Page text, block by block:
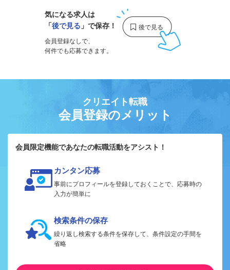
気になる求人は
「後で見る 」で保存！
会員登録なしで、
何件でも応募できます。
クリエイト転職
会員登録のメリット
会員限定機能であなたの転職活動をアシスト！
カンタン応募
事前にプロフィールを登録しておくことで、応募時の
入力が簡単に
検索条件の保存
繰り返し検索する条件を保存して、条件設定の手間を
省略